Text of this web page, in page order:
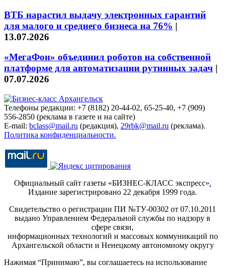
ВТБ нарастил выдачу электронных гарантий
для малого и среднего бизнеса на 76% |
13.07.2026
«МегаФон» объединил роботов на собственной
платформе для автоматизации рутинных задач |
07.07.2026
Телефоны редакции: +7 (8182) 20-44-02, 65-25-40, +7 (909)
556-2850 (реклама в газете и на сайте)
E-mail: bclass@mail.ru (редакция), 29rbk@mail.ru (реклама).
Политика конфиденциальности.
Официальный сайт газеты «БИЗНЕС-КЛАСС экспресс».
Издание зарегистрировано 22 декабря 1999 года.
Свидетельство о регистрации ПИ №ТУ-00302 от 07.10.2011
выдано Управлением Федеральной службы по надзору в
сфере связи,
информационных технологий и массовых коммуникаций по
Архангельской области и Ненецкому автономному округу
Нажимая “Принимаю”, вы соглашаетесь на использование